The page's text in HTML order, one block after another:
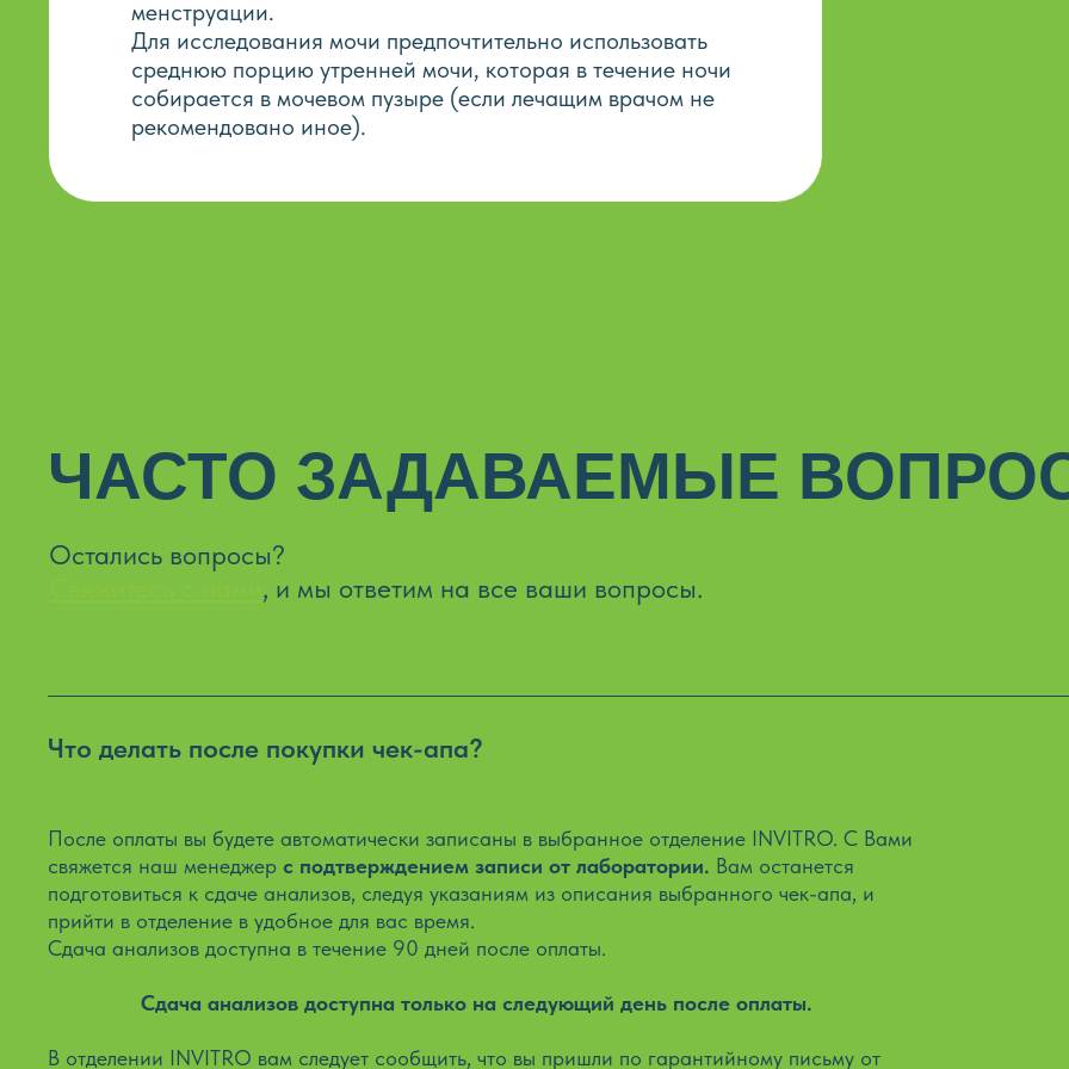
менструации.
Для исследования мочи предпочтительно использовать
среднюю порцию утренней мочи, которая в течение ночи
собирается в мочевом пузыре (если лечащим врачом не
рекомендовано иное).
ЧАСТО ЗАДАВАЕМЫЕ
Остались вопросы?
, и мы ответим на все ваши вопросы.
Что делать после покупки чек-апа?
После оплаты вы будете автоматически записаны в выбранное отделение INVITRO. С Вами
свяжется наш менеджер с подтверждением записи от лаборатории. Вам останется
подготовиться к сдаче анализов, следуя указаниям из описания выбранного чек-апа, и
прийти в отделение в удобное для вас время.
Сдача анализов доступна в течение 90 дней после оплаты.
Сдача анализов доступна только на следующий день после оплаты.
В отделении INVITRO вам следует сообщить, что вы пришли по гарантийному письму от